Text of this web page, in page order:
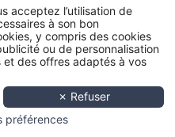
acceptez l’utilisation de
à son bon
y compris des cookies
ou de personnalisation
des offres adaptés à vos
✗ Refuser
préférences